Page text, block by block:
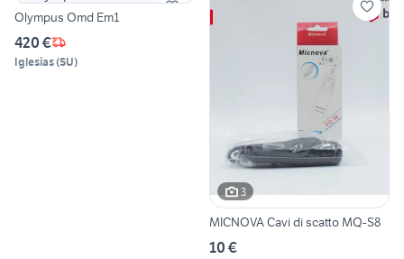
Olympus Omd Em1
420 €
Iglesias(SU)
3
MICNOVA Cavi di scatto MQ-S8
10 €